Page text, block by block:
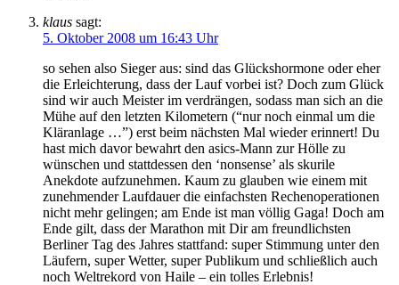
klaus sagt:
5. Oktober 2008 um 16:43 Uhr
so sehen also Sieger aus: sind das Glückshormone oder eher
die Erleichterung, dass der Lauf vorbei ist? Doch zum Glück
sind wir auch Meister im verdrängen, sodass man sich an die
Mühe auf den letzten Kilometern (“nur noch einmal um die
Kläranlage …”) erst beim nächsten Mal wieder erinnert! Du
hast mich davor bewahrt den asics-Mann zur Hölle zu
wünschen und stattdessen den ‘nonsense’ als skurile
Anekdote aufzunehmen. Kaum zu glauben wie einem mit
zunehmender Laufdauer die einfachsten Rechenoperationen
nicht mehr gelingen; am Ende ist man völlig Gaga! Doch am
Ende gilt, dass der Marathon mit Dir am freundlichsten
Berliner Tag des Jahres stattfand: super Stimmung unter den
Läufern, super Wetter, super Publikum und schließlich auch
noch Weltrekord von Haile – ein tolles Erlebnis!